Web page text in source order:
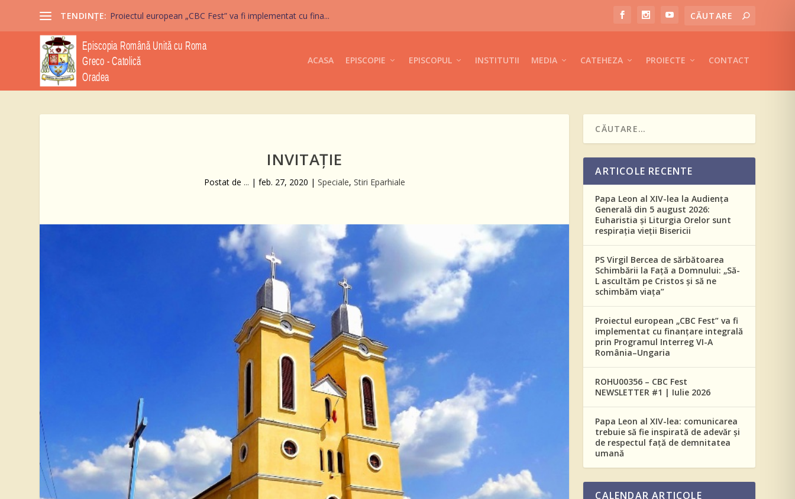
TENDINȚE: Proiectul european „CBC Fest” va fi implementat cu fina...
ACASA EPISCOPIE EPISCOPUL INSTITUTII MEDIA CATEHEZA PROIECTE CONTACT
INVITAȚIE
Postat de ... | feb. 27, 2020 | Speciale, Stiri Eparhiale
ARTICOLE RECENTE
Papa Leon al XIV-lea la Audiența
Generală din 5 august 2026:
Euharistia și Liturgia Orelor sunt
respirația vieții Bisericii
PS Virgil Bercea de sărbătoarea
Schimbării la Față a Domnului: „Să-
L ascultăm pe Cristos și să ne
schimbăm viața”
Proiectul european „CBC Fest” va fi
implementat cu finanțare integrală
prin Programul Interreg VI-A
România–Ungaria
ROHU00356 – CBC Fest
NEWSLETTER #1 | Iulie 2026
Papa Leon al XIV-lea: comunicarea
trebuie să fie inspirată de adevăr și
de respectul față de demnitatea
umană
CALENDAR ARTICOLE